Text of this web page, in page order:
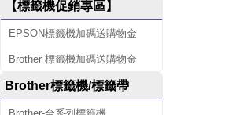
【標籤機促銷專區】
EPSON標籤機加碼送購物金
Brother 標籤機加碼送購物金
Brother標籤機/標籤帶